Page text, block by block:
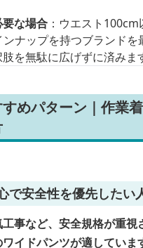
な場合 ：ウエスト100cm
ナップを持つブランドを
を無駄に広げずに済みま
めパターン｜作業
で安全性を優先したい
事など、安全規格が重視
イドパンツが適していま